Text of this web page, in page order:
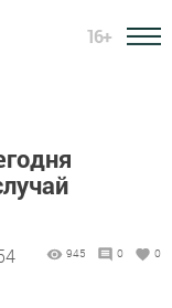
16+
945 0 0